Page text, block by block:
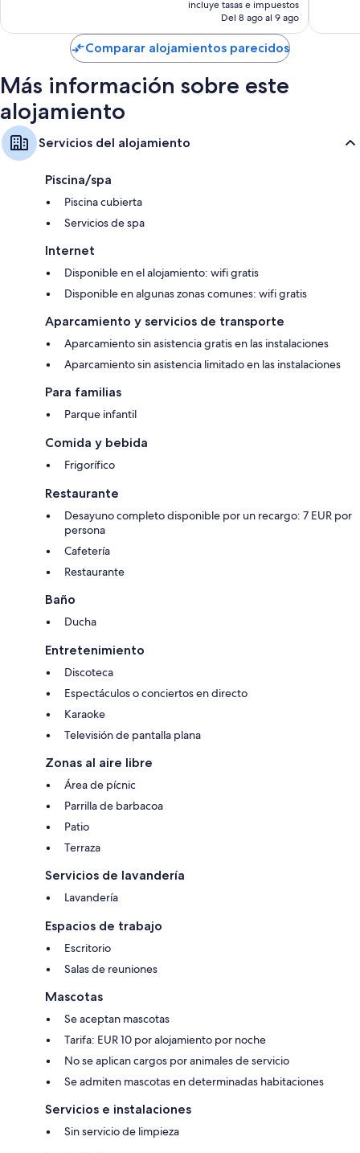
actual
de
208 €
incluye tasas e impuestos
Del 8 ago al 9 ago
Comparar alojamientos parecidos
Más información sobre este
alojamiento
Servicios del alojamiento
Piscina/spa
Piscina cubierta
Servicios de spa
Internet
Disponible en el alojamiento: wifi gratis
Disponible en algunas zonas comunes: wifi gratis
Aparcamiento y servicios de transporte
Aparcamiento sin asistencia gratis en las instalaciones
Aparcamiento sin asistencia limitado en las instalaciones
Para familias
Parque infantil
Comida y bebida
Frigorífico
Restaurante
Desayuno completo disponible por un recargo: 7 EUR por
persona
Cafetería
Restaurante
Baño
Ducha
Entretenimiento
Discoteca
Espectáculos o conciertos en directo
Karaoke
Televisión de pantalla plana
Zonas al aire libre
Área de pícnic
Parrilla de barbacoa
Patio
Terraza
Servicios de lavandería
Lavandería
Espacios de trabajo
Escritorio
Salas de reuniones
Mascotas
Se aceptan mascotas
Tarifa: EUR 10 por alojamiento por noche
No se aplican cargos por animales de servicio
Se admiten mascotas en determinadas habitaciones
Servicios e instalaciones
Sin servicio de limpieza